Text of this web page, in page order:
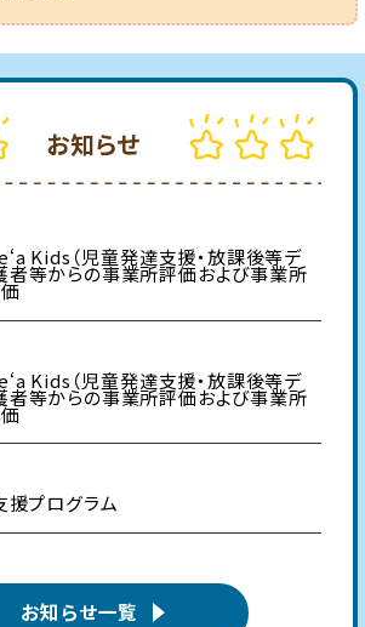
お知らせ
Kids（児童発達支援・放課後等デ
者等からの事業所評価および事業所
Kids（児童発達支援・放課後等デ
者等からの事業所評価および事業所
プログラム
お知らせ一覧